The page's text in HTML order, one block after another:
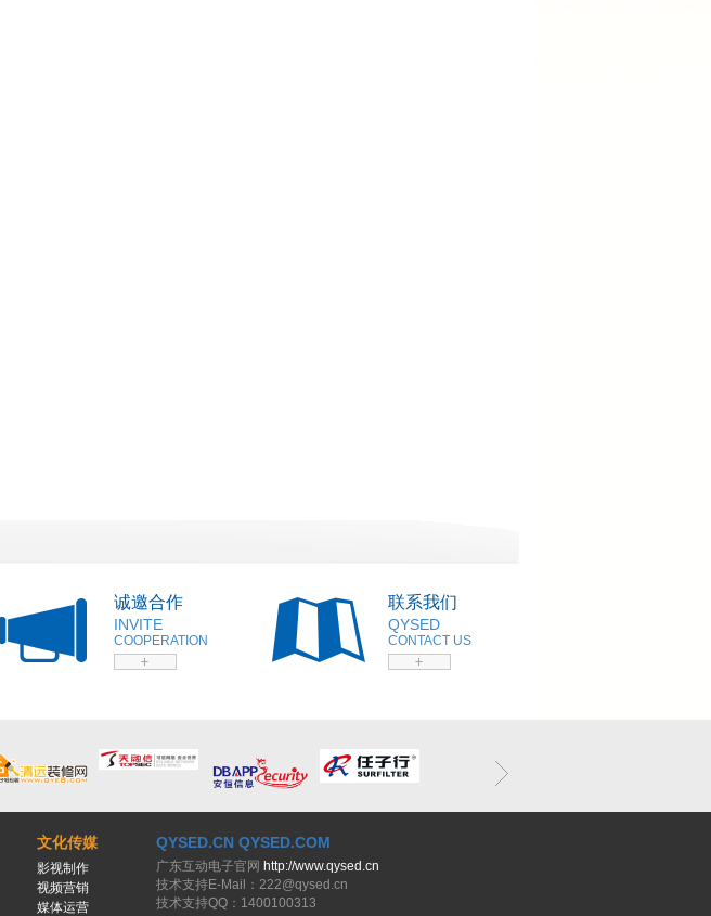
诚邀合作
INVITE
COOPERATION
联系我们
QYSED
CONTACT US
文化传媒
影视制作
视频营销
媒体运营
QYSED.CN QYSED.COM
广东互动电子官网 http://www.qysed.cn
技术支持E-Mail：222@qysed.cn
技术支持QQ：1400100313